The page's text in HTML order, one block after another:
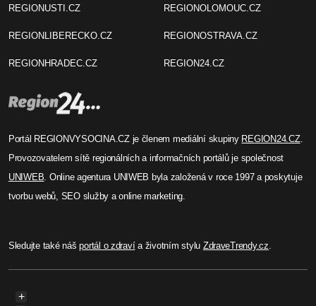
REGIONUSTI.CZ
REGIONLIBERECKO.CZ
REGIONHRADEC.CZ
REGIONOLOMOUC.CZ
REGIONOSTRAVA.CZ
REGION24.CZ
Portál REGIONVYSOCINA.CZ je členem mediální skupiny REGION24.CZ.
Provozovatelem sítě regionálních a informačních portálů je společnost
UNIWEB . Online agentura UNIWEB byla založená v roce 1997 a poskytuje
tvorbu webů, SEO služby a online marketing.
Sledujte také nášportál o zdravía životním stylu ZdraveTrendy.cz
+